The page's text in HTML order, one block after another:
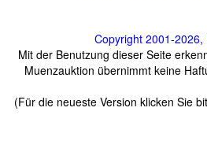
Copyright 2001-2026,
Mit der Benutzung dieser Seite
Muenzauktion übernimmt keine
(Für die neueste Version klicken Sie